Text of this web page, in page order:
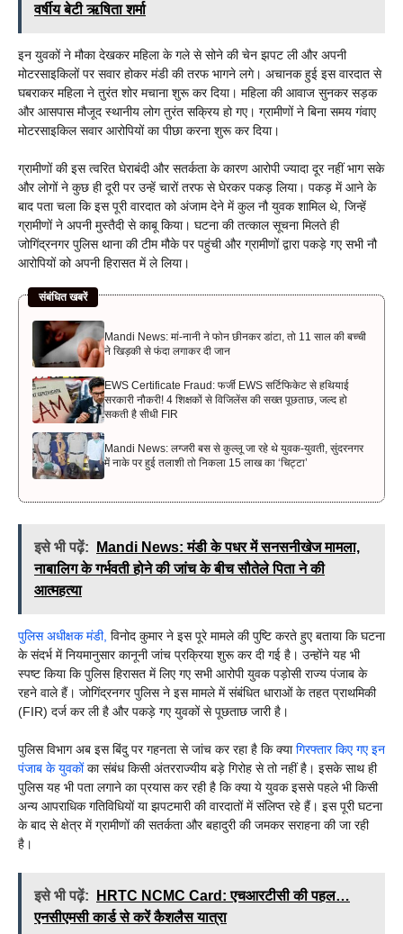
वर्षीय बेटी ऋषिता शर्मा
इन युवकों ने मौका देखकर महिला के गले से सोने की चेन झपट ली और अपनी
मोटरसाइकिलों पर सवार होकर मंडी की तरफ भागने लगे। अचानक हुई इस वारदात से
घबराकर महिला ने तुरंत शोर मचाना शुरू कर दिया। महिला की आवाज सुनकर सड़क
और आसपास मौजूद स्थानीय लोग तुरंत सक्रिय हो गए। ग्रामीणों ने बिना समय गंवाए
मोटरसाइकिल सवार आरोपियों का पीछा करना शुरू कर दिया।
ग्रामीणों की इस त्वरित घेराबंदी और सतर्कता के कारण आरोपी ज्यादा दूर नहीं भाग सके
और लोगों ने कुछ ही दूरी पर उन्हें चारों तरफ से घेरकर पकड़ लिया। पकड़ में आने के
बाद पता चला कि इस पूरी वारदात को अंजाम देने में कुल नौ युवक शामिल थे, जिन्हें
ग्रामीणों ने अपनी मुस्तैदी से काबू किया। घटना की तत्काल सूचना मिलते ही
जोगिंद्रनगर पुलिस थाना की टीम मौके पर पहुंची और ग्रामीणों द्वारा पकड़े गए सभी नौ
आरोपियों को अपनी हिरासत में ले लिया।
संबंधित खबरें
Mandi News: मां-नानी ने फोन छीनकर डांटा, तो 11 साल की बच्ची
ने खिड़की से फंदा लगाकर दी जान
EWS Certificate Fraud: फर्जी EWS सर्टिफिकेट से हथियाई
सरकारी नौकरी! 4 शिक्षकों से विजिलेंस की सख्त पूछताछ, जल्द हो
सकती है सीधी FIR
Mandi News: लग्जरी बस से कुल्लू जा रहे थे युवक-युवती, सुंदरनगर
में नाके पर हुई तलाशी तो निकला 15 लाख का ‘चिट्टा’
इसे भी पढ़ें:
Mandi News: मंडी के पधर में सनसनीखेज मामला,
नाबालिग के गर्भवती होने की जांच के बीच सौतेले पिता ने की
आत्महत्या
पुलिस अधीक्षक मंडी, विनोद कुमार ने इस पूरे मामले की पुष्टि करते हुए बताया कि घटना
के संदर्भ में नियमानुसार कानूनी जांच प्रक्रिया शुरू कर दी गई है। उन्होंने यह भी
स्पष्ट किया कि पुलिस हिरासत में लिए गए सभी आरोपी युवक पड़ोसी राज्य पंजाब के
रहने वाले हैं। जोगिंद्रनगर पुलिस ने इस मामले में संबंधित धाराओं के तहत प्राथमिकी
(FIR) दर्ज कर ली है और पकड़े गए युवकों से पूछताछ जारी है।
पुलिस विभाग अब इस बिंदु पर गहनता से जांच कर रहा है कि क्यागिरफ्तार किए गए इन
पंजाब के युवकोंका संबंध किसी अंतरराज्यीय बड़े गिरोह से तो नहीं है। इसके साथ ही
पुलिस यह भी पता लगाने का प्रयास कर रही है कि क्या ये युवक इससे पहले भी किसी
अन्य आपराधिक गतिविधियों या झपटमारी की वारदातों में संलिप्त रहे हैं। इस पूरी घटना
के बाद से क्षेत्र में ग्रामीणों की सतर्कता और बहादुरी की जमकर सराहना की जा रही
है।
इसे भी पढ़ें:
HRTC NCMC Card: एचआरटीसी की पहल…
एनसीएमसी कार्ड से करें कैशलैस यात्रा